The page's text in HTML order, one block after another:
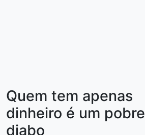
Quem tem apenas
dinheiro é um pobre
diabo